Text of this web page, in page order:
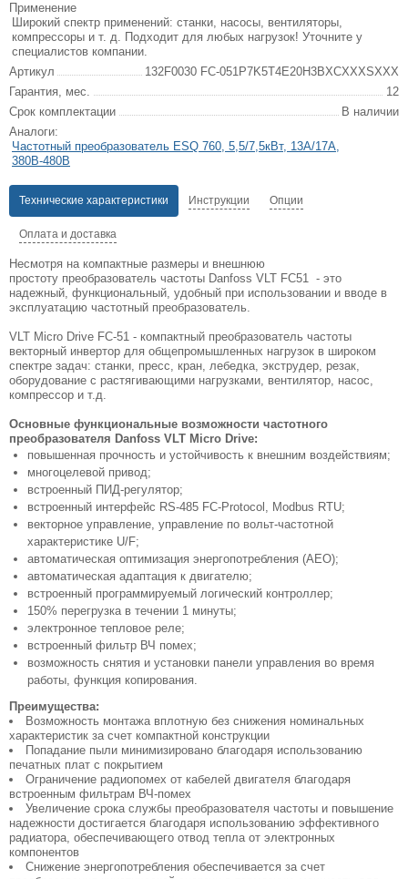
Применение
Широкий спектр применений: станки, насосы, вентиляторы,
компрессоры и т. д. Подходит для любых нагрузок! Уточните у
специалистов компании.
Артикул
132F0030 FC-051P7K5T4E20H3BXCXXXSXXX
Гарантия, мес.
12
Срок комплектации
В наличии
Аналоги:
Частотный преобразователь ESQ 760, 5,5/7,5кВт, 13А/17А,
380В-480В
Технические характеристики Инструкции Опции
Оплата и доставка
Несмотря на компактные размеры и внешнюю
простоту преобразователь частоты Danfoss VLT FC51 - это
надежный, функциональный, удобный при использовании и вводе в
эксплуатацию частотный преобразователь.
VLT Micro Drive FC-51 - компактный преобразователь частоты
векторный инвертор для общепромышленных нагрузок в широком
спектре задач: станки, пресс, кран, лебедка, экструдер, резак,
оборудование с растягивающими нагрузками, вентилятор, насос,
компрессор и т.д.
Основные функциональные возможности частотного
преобразователя Danfoss VLT Micro Drive:
повышенная прочность и устойчивость к внешним воздействиям;
многоцелевой привод;
встроенный ПИД-регулятор;
встроенный интерфейс RS-485 FC-Protocol, Modbus RTU;
векторное управление, управление по вольт-частотной
характеристике U/F;
автоматическая оптимизация энергопотребления (АЕО);
автоматическая адаптация к двигателю;
встроенный программируемый логический контроллер;
150% перегрузка в течении 1 минуты;
электронное тепловое реле;
встроенный фильтр ВЧ помех;
возможность снятия и установки панели управления во время
работы, функция копирования.
Преимущества:
Возможность монтажа вплотную без снижения номинальных
характеристик за счет компактной конструкции
Попадание пыли минимизировано благодаря использованию
печатных плат с покрытием
Ограничение радиопомех от кабелей двигателя благодаря
встроенным фильтрам ВЧ-помех
Увеличение срока службы преобразователя частоты и повышение
надежности достигается благодаря использованию эффективного
радиатора, обеспечивающего отвод тепла от электронных
компонентов
Снижение энергопотребления обеспечивается за счет